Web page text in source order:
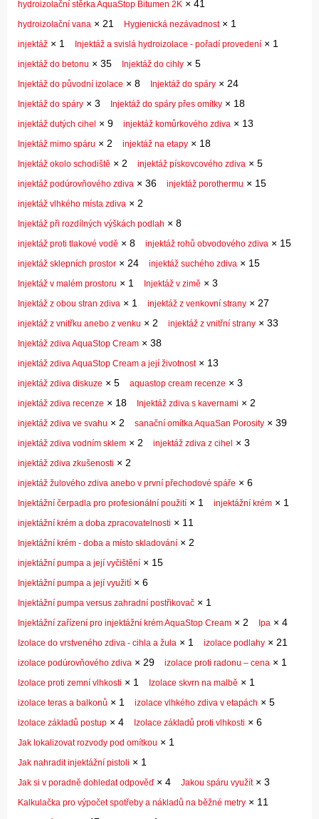
hydroizolační stěrka AquaStop Bitumen 2K × 41
hydroizolační vana × 21 Hygienická nezávadnost× 1
injektáž × 1 Injektáž a svislá hydroizolace - pořadí provedení × 1
injektáž do betonu × 35 Injektáž do cihly × 5
Injektáž do původní izolace × 8 Injektáž do spáry × 24
Injektáž do spáry × 3 Injektáž do spáry přes omítky × 18
injektáž dutých cihel × 9 injektáž komůrkového zdiva × 13
Injektáž mimo spáru × 2 injektáž na etapy × 18
Injektáž okolo schodiště × 2 injektáž pískovcového zdiva × 5
injektáž podúrovňového zdiva × 36 injektáž porothermu × 15
injektáž vlhkého místa zdiva × 2
Injektáž při rozdílných výškách podlah × 8
injektáž proti tlakové vodě × 8 injektáž rohů obvodového zdiva × 15
injektáž sklepních prostor × 24 injektáž suchého zdiva × 15
Injektáž v malém prostoru × 1 Injektáž v zimě × 3
Injektáž z obou stran zdiva × 1 injektáž z venkovní strany × 27
injektáž z vnitřku anebo z venku × 2 injektáž z vnitřní strany × 33
Injektáž zdiva AquaStop Cream × 38
injektáž zdiva AquaStop Cream a její životnost× 13
injektáž zdiva diskuze × 5 aquastop cream recenze × 3
injektáž zdiva recenze × 18 Injektáž zdiva s kavernami × 2
injektáž zdiva ve svahu × 2 sanační omítka AquaSan Porosity × 39
injektáž zdiva vodním sklem × 2 injektáž zdiva z cihel × 3
injektáž zdiva zkušenosti × 2
injektáž žulového zdiva anebo v první přechodové spáře × 6
Injektážní čerpadla pro profesionální použití × 1 injektážní krém × 1
injektážní krém a doba zpracovatelnosti × 11
Injektážní krém - doba a místo skladování × 2
injektážní pumpa a její vyčištění × 15
Injektážní pumpa a její využití × 6
Injektážní pumpa versus zahradní postřikovač × 1
Injektážní zařízení pro injektážní krém AquaStop Cream × 2 Ipa × 4
Izolace do vrstveného zdiva - cihla a žula × 1 izolace podlahy × 21
izolace podúrovňového zdiva × 29 izolace proti radonu – cena × 1
Izolace proti zemní vlhkosti × 1 Izolace skvrn na malbě × 1
izolace teras a balkonů × 1 izolace vlhkého zdiva v etapách × 5
Izolace základů postup × 4 Izolace základů proti vlhkosti × 6
Jak lokalizovat rozvody pod omítkou × 1
Jak nahradit injektážní pistoli × 1
Jak si v poradně dohledat odpověď× 4 Jakou spáru využít× 3
Kalkulačka pro výpočet spotřeby a nákladů na běžné metry × 11